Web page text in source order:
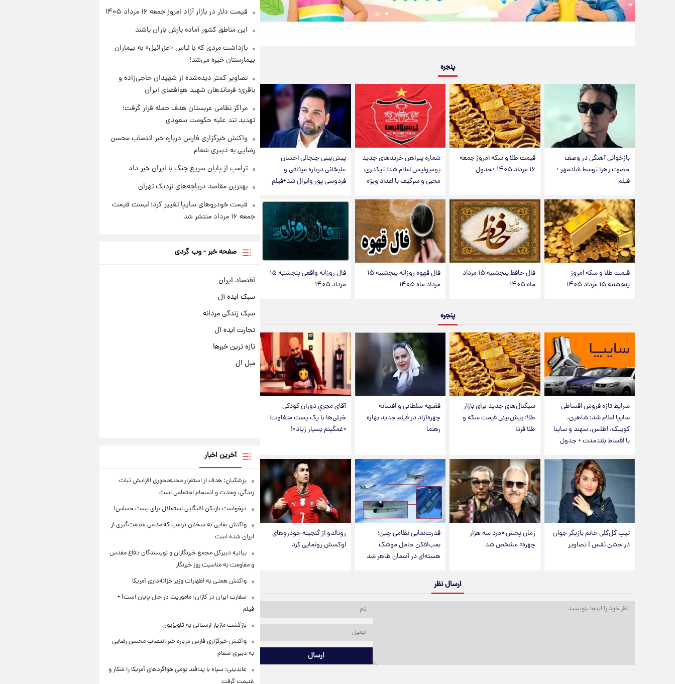
پنجره
بازخوانی آهنگی در وصف
حضرت زهرا توسط شادمهر +
فیلم
قیمت طلا و سکه امروز جمعه
۱۶ مرداد ۱۴۰۵ +جدول
شماره پیراهن خریدهای جدید
پرسپولیس اعلام شد؛ تیکدری،
محبی و سرگیف با اعداد ویژه
پیش‌بینی جنجالی احسان
علیخانی درباره میثاقی و
فردوسی پور وایرال شد+فیلم
قیمت طلا و سکه امروز
پنجشنبه ۱۵ مرداد ۱۴۰۵
فال حافظ پنجشنبه ۱۵ مرداد
ماه ۱۴۰۵
فال قهوه روزانه پنجشنبه ۱۵
مرداد ماه ۱۴۰۵
فال روزانه واقعی پنجشنبه ۱۵
مرداد ۱۴۰۵
پنجره
شرایط تازه فروش اقساطی
سایپا اعلام شد؛ شاهین،
کوییک، اطلس، سهند و ساینا
با اقساط بلندمدت + جدول
سیگنال‌های جدید برای بازار
طلا؛ پیش‌بینی قیمت سکه و
طلا فردا
فقیهه سلطانی و افسانه
چهره‌آزاد در فیلم جدید بهاره
رهنما
آقای مجریِ دوران کودکی
خیلی‌ها با یک پست متفاوت؛
«غمگینم بسیار زیاد»!
تیپ گل‌گلی خانم بازیگر جوان
در جشن نفس | تصاویر
زمان پخش «مرد سه هزار
چهره» مشخص شد
قدرت‌نمایی نظامی چین؛
بمب‌افکن حامل موشک
هسته‌ای در آسمان ظاهر شد
رونالدو از گنجینه خودروهای
لوکسش رونمایی کرد
ارسال نظر
ارسال
قیمت دلار در بازار آزاد امروز جمعه ۱۶ مرداد ۱۴۰۵
این مناطق کشور آماده بارش باران باشند
بازداشت مردی که با لباس «عزرائیل» به بیماران
بیمارستان خیره می‌شد!
تصاویر کمتر دیده‌شده از شهیدان حاجی‌زاده و
باقری؛ فرماندهان شهید هوافضای ایران
مراکز نظامی عربستان هدف حمله قرار گرفت؛
تهدید تند علیه حکومت سعودی
واکنش خبرگزاری فارس درباره خبر انتصاب محسن
رضایی به دبیری شعام
ترامپ از پایان سریع جنگ با ایران خبر داد
بهترین مقاصد دریاچه‌های نزدیک تهران
قیمت خودروهای سایپا تغییر کرد؛ لیست قیمت
جمعه ۱۶ مرداد منتشر شد
صفحه خبر - وب گردی
اقتصاد ایران
سبک ایده آل
سبک زندگی مردانه
تجارت ایده آل
تازه ترین خبرها
مبل ال
آخرین اخبار
پزشکیان: هدف از استقرار محله‌محوری افزایش ثبات
زندگی، وحدت و انسجام اجتماعی است
درخواست بازیکن لالیگایی استقلال برای پست حساس!
واکنش بقایی به سخنان ترامپ که مدعی غنیمت‌گیری از
ایران شده است
بیانیه دبیرکل مجمع خبرنگاران و نویسندگان دفاع مقدس
و مقاومت به مناسبت روز خبرنگار
واکنش همتی به اظهارات وزیر خزانه‌داری آمریکا
سفارت ایران در کازان: ماموریت در حال پایان است! +
فیلم
بازگشت مازیار لرستانی به تلویزیون
واکنش خبرگزاری فارس درباره خبر انتصاب محسن رضایی
به دبیری شعام
عابدینی: سپاه با پدافند بومی هواگردهای آمریکا را شکار و
غنیمت گرفت